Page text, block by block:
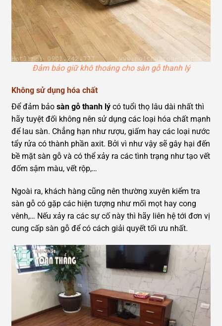
Đảm bảo giữ khô thoáng cho sàn gỗ thanh lý
Không sử dụng hóa chất
Để đảm bảo sàn gỗ thanh lý có tuổi thọ lâu dài nhất thì
hãy tuyệt đối không nên sử dụng các loại hóa chất mạnh
để lau sàn. Chẳng hạn như rượu, giấm hay các loại nước
tẩy rửa có thành phần axit. Bởi vì như vậy sẽ gây hại đến
bề mặt sàn gỗ và có thể xảy ra các tình trạng như tạo vết
đốm sậm màu, vết rộp,…
Ngoài ra, khách hàng cũng nên thường xuyên kiểm tra
sàn gỗ có gặp các hiện tượng như mối mọt hay cong
vênh,… Nếu xảy ra các sự cố này thì hãy liên hệ tới đơn vị
cung cấp sàn gỗ để có cách giải quyết tối ưu nhất.